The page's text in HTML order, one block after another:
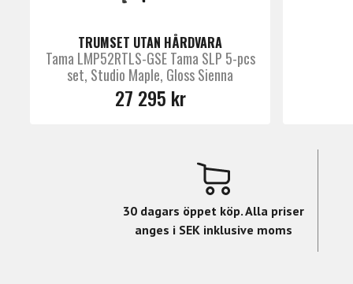
TRUMSET UTAN HÅRDVARA
Tama LMP52RTLS-GSE Tama SLP 5-pcs
set, Studio Maple, Gloss Sienna
27 295 kr
30 dagars öppet köp. Alla priser
anges i SEK inklusive moms